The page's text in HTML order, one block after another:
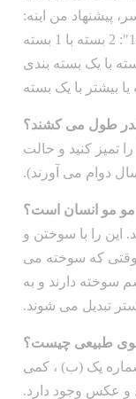
پیشنهاد من اینه:
تمیز کنید و حالت
مو مو انسان است؟
این را با سوختن و
که سوخته می
سوخته دارند و به
تبدیل می شوند.
یک (ب) ، کمی
و عکس وجود دارد.